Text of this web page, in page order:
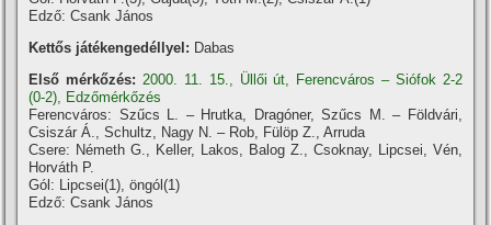
Edző: Csank János
Kettős játékengedéllyel: Dabas
Első mérkőzés: 2000. 11. 15., Üllői út, Ferencváros – Siófok 2-2
(0-2), Edzőmérkőzés
Ferencváros: Szűcs L. – Hrutka, Dragóner, Szűcs M. – Földvári,
Csiszár Á., Schultz, Nagy N. – Rob, Fülöp Z., Arruda
Csere: Németh G., Keller, Lakos, Balog Z., Csoknay, Lipcsei, Vén,
Horváth P.
Gól: Lipcsei(1), öngól(1)
Edző: Csank János